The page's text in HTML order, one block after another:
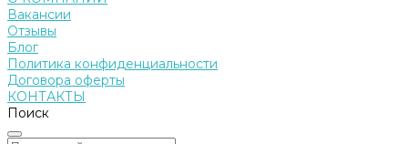
Вакансии
Отзывы
Блог
Политика конфиденциальности
Договора оферты
КОНТАКТЫ
Поиск